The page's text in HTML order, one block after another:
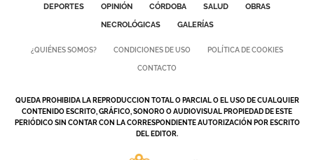
DEPORTES
OPINIÓN CÓRDOBA SALUD
OBRAS
NECROLÓGICAS
GALERÍAS
¿QUIÉNES SOMOS? CONDICIONES DE USO POLÍTICA DE COOKIES
CONTACTO
QUEDA PROHIBIDA LA REPRODUCCION TOTAL O PARCIAL O EL USO DE CUALQUIER
CONTENIDO ESCRITO, GRÁFICO, SONORO O AUDIOVISUAL PROPIEDAD DE ESTE
PERIÓDICO SIN CONTAR CON LA CORRESPONDIENTE AUTORIZACIÓN POR ESCRITO
DEL EDITOR.